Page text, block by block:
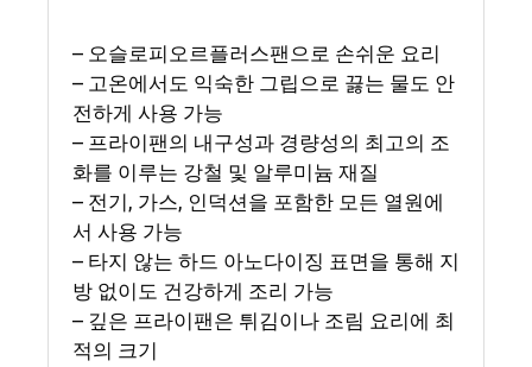
– 오슬로피오르플러스팬으로 손쉬운 요리
– 고온에서도 익숙한 그립으로 끓는 물도 안
전하게 사용 가능
– 프라이팬의 내구성과 경량성의 최고의 조
화를 이루는 강철 및 알루미늄 재질
– 전기, 가스, 인덕션을 포함한 모든 열원에
서 사용 가능
– 타지 않는 하드 아노다이징 표면을 통해 지
방 없이도 건강하게 조리 가능
– 깊은 프라이팬은 튀김이나 조림 요리에 최
적의 크기